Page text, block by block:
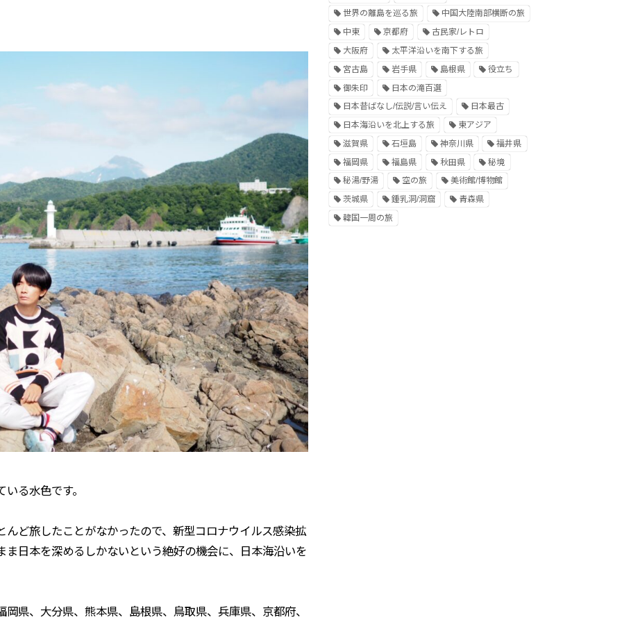
る水色です。
ど旅したことがなかったので、新型コロナウイルス感染拡
日本を深めるしかないという絶好の機会に、日本海沿いを
県、大分県、熊本県、島根県、鳥取県、兵庫県、京都府、
世界の離島を巡る旅
中国大陸南部横断の旅
中東
京都府
古民家/レトロ
大阪府
太平洋沿いを南下する旅
宮古島
岩手県 島根県
役立ち
御朱印
日本の滝百選
日本昔ばなし/伝説/言い伝え
日本最古
日本海沿いを北上する旅
東アジア
滋賀県
石垣島 神奈川県
福井県
福岡県
福島県 秋田県
秘境
秘湯/野湯
空の旅
美術館/博物館
茨城県
鍾乳洞/洞窟
青森県
韓国一周の旅